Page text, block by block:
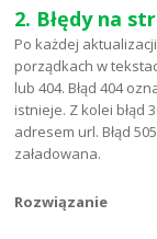
2. Błędy na
Po każdej
porządkach w
lub 404. Błąd 404
istnieje. Z kolei błąd
adresem url. Błąd
załadowana.
Rozwiązanie